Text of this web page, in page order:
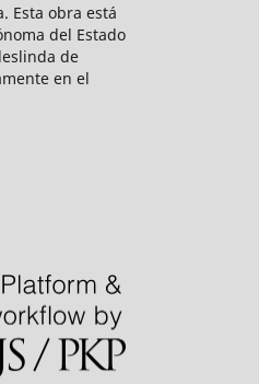
Esta obra está
del Estado
de
en el